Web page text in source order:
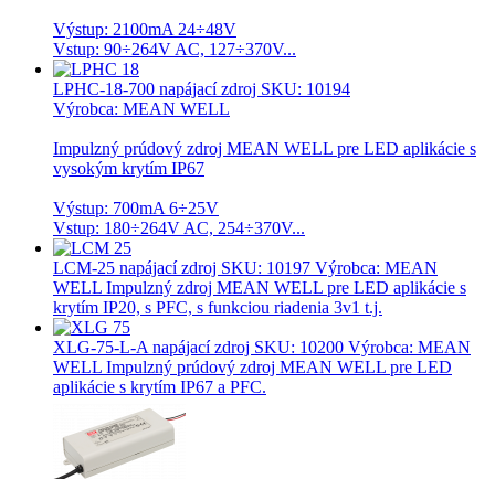
Výstup: 2100mA 24÷48V
Vstup: 90÷264V AC, 127÷370V...
LPHC-18-700 napájací zdroj SKU: 10194
Výrobca: MEAN WELL
Impulzný prúdový zdroj MEAN WELL pre LED aplikácie s
vysokým krytím IP67
Výstup: 700mA 6÷25V
Vstup: 180÷264V AC, 254÷370V...
LCM-25 napájací zdroj SKU: 10197 Výrobca: MEAN
WELL Impulzný zdroj MEAN WELL pre LED aplikácie s
krytím IP20, s PFC, s funkciou riadenia 3v1 t.j.
XLG-75-L-A napájací zdroj SKU: 10200 Výrobca: MEAN
WELL Impulzný prúdový zdroj MEAN WELL pre LED
aplikácie s krytím IP67 a PFC.